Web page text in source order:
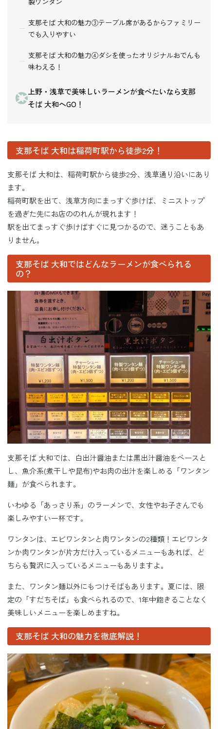
支那そば 大和の魅力③テーブル席があるからファミリー
でも入りやすい
支那そば 大和の魅力④ダシを使ったオリジナルおでんも
味わえる！
上野・浅草で美味しいラーメンが食べたいなら支那
そば 大和へGO！
支那そば 大和は稲荷町駅から徒歩2分！
支那そば 大和は、稲荷町駅から徒歩2分、浅草通り沿いにあり
ます。
稲荷町駅を出て、浅草方向にまっすぐ歩けば、ミニストップ
を過ぎた先にお店ののれんが現れます！
駅を出てまっすぐ歩けばすぐに見つかるので、迷うこともあ
りません。
支那そば 大和ではどんなラーメンが食べられる
の？
支那そば 大和では、白出汁醤油または黒出汁醤油をベースと
し、魚介系(煮干しや昆布)やお肉の出汁を楽しめる「ワンタン
麺」が食べられます。
いわゆる「あっさり系」のラーメンで、女性やお子さんでも
楽しみやすい一杯です。
ワンタンは、エビワンタンと肉ワンタンの2種類！エビワンタ
ンか肉ワンタンが片方だけ入っているメニューもあれば、ど
ちらも贅沢に入っているメニューもありますよ。
また、ワンタン麺以外にもつけそばもあります。夏には、限
定の「すだちそば」も食べられるので、1年中飽きることなく
美味しいメニューを楽しめますね。
支那そば 大和の魅力を徹底解説！